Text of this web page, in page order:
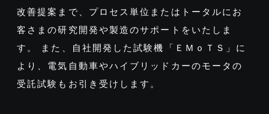
改善提案まで、プロセス単位またはトータルにお
客さまの研究開発や製造のサポートをいたしま
す。 また、自社開発した試験機「ＥＭｏＴＳ」に
より、電気自動車やハイブリッドカーのモータの
受託試験もお引き受けします。